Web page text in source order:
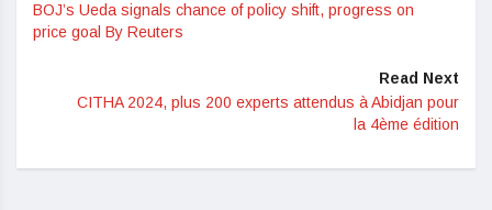
BOJ’s Ueda signals chance of policy shift, progress on
price goal By Reuters
Read Next
CITHA 2024, plus 200 experts attendus à Abidjan pour
la 4ème édition